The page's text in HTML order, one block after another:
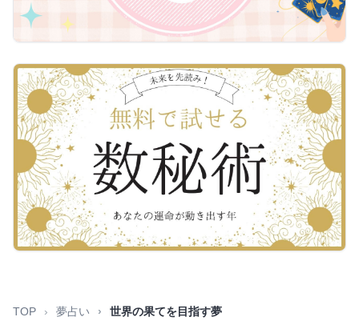
TOP 夢占い 世界の果てを目指す夢